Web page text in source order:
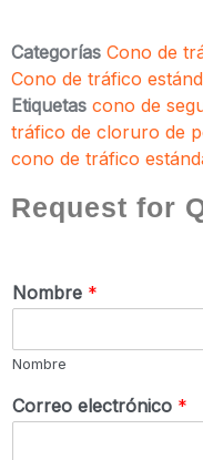
Categorías Cono de
Cono de tráfico
Etiquetas cono de
tráfico de cloruro de
cono de tráfico
Request for
Nombre *
Nombre
Correo electrónico *